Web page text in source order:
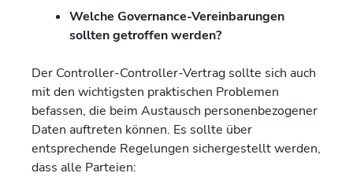
Welche Governance-Vereinbarungen
sollten getroffen werden?
Der Controller-Controller-Vertrag sollte sich auch
mit den wichtigsten praktischen Problemen
befassen, die beim Austausch personenbezogener
Daten auftreten können. Es sollte über
entsprechende Regelungen sichergestellt werden,
dass alle Parteien: